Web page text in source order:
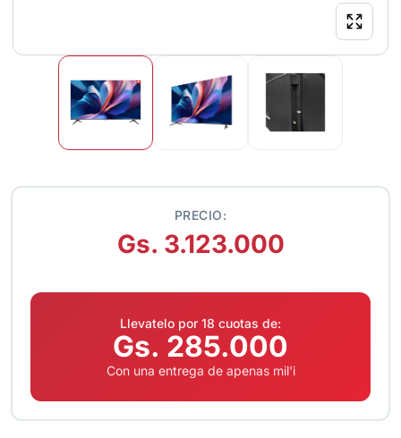
PRECIO:
Gs. 3.123.000
Llevatelo por 18 cuotas de:
Gs. 285.000
Con una entrega de apenas mil'i